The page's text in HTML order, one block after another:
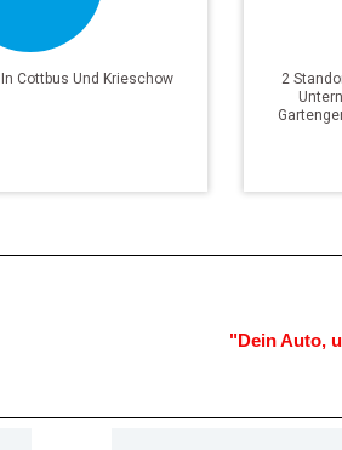
Cottbus Und Krieschow
2
"Dein Auto,